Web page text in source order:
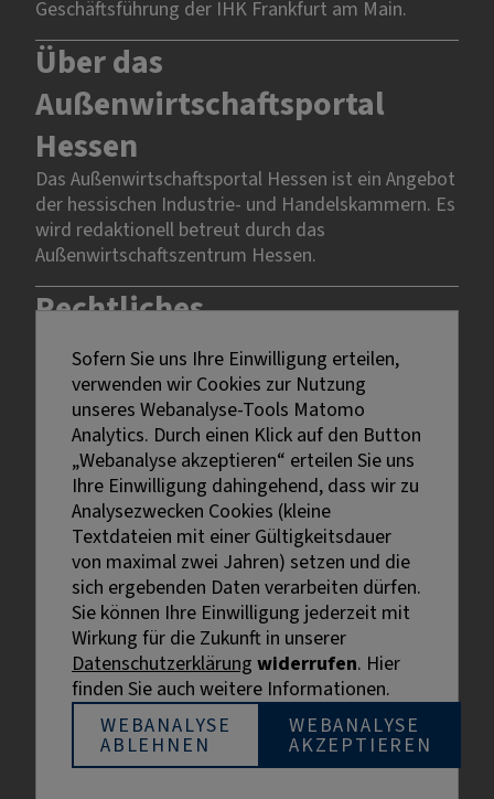
Geschäftsführung der IHK Frankfurt am Main.
Über das
Außenwirtschaftsportal
Hessen
Das Außenwirtschaftsportal Hessen ist ein Angebot
der hessischen Industrie- und Handelskammern. Es
wird redaktionell betreut durch das
Außenwirtschaftszentrum Hessen.
Rechtliches
Impressum
Datenschutz
Erklärung zur Barrierefreiheit
Bildnachweise
Externe Links sind mit dem Symbol
gekennzeichnet.
Bei personenbezogenen Bezeichnungen wurde aus
Gründen der besseren Lesbarkeit die männliche
Bezeichnung gewählt. Gemeint sind stets alle
Geschlechter.
Sofern Sie uns Ihre Einwilligung erteilen,
verwenden wir Cookies zur Nutzung
unseres Webanalyse-Tools Matomo
Analytics. Durch einen Klick auf den Button
„Webanalyse akzeptieren“ erteilen Sie uns
Ihre Einwilligung dahingehend, dass wir zu
Analysezwecken Cookies (kleine
Textdateien mit einer Gültigkeitsdauer
von maximal zwei Jahren) setzen und die
sich ergebenden Daten verarbeiten dürfen.
Sie können Ihre Einwilligung jederzeit mit
Wirkung für die Zukunft in unserer
Datenschutzerklärung widerrufen. Hier
finden Sie auch weitere Informationen.
WEBANALYSE
ABLEHNEN
WEBANALYSE
AKZEPTIEREN